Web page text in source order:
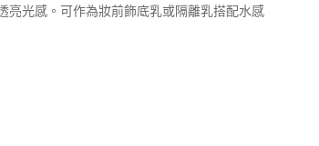
亮光感。可作為妝前飾底乳或隔離乳搭配水感